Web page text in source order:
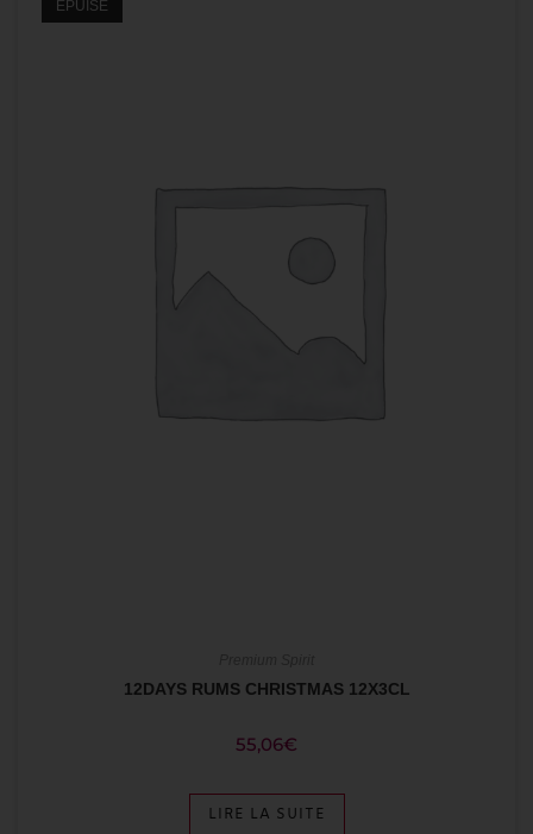
ÉPUISÉ
12DAYS RUMS CHRISTMAS 12X3CL
55,06€
LIRE LA SUITE